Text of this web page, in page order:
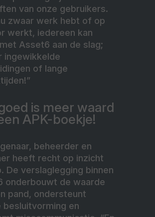
van onze gebruikers.
zwaar werk hebt of op
werkt, iedereen kan
Asset6 aan de slag;
ingewikkelde
of lange
is meer waard
APK-boekje!
beheerder en
heeft recht op inzicht
De verslaglegging binnen
onderbouwt de waarde
pand, ondersteunt
besluitvorming en